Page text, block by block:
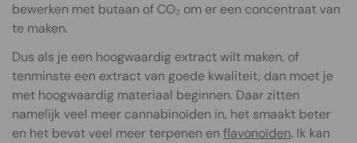
bewerken met butaan of CO₂ om er een concentraat van
te maken.
Dus als je een hoogwaardig extract wilt maken, of
tenminste een extract van goede kwaliteit, dan moet je
met hoogwaardig materiaal beginnen. Daar zitten
namelijk veel meer cannabinoïden in, het smaakt beter
en het bevat veel meer terpenen en flavonoïden. Ik kan